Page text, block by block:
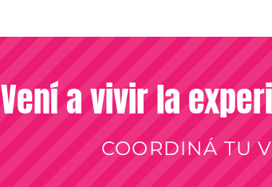
Vení a vivir la
COORDINÁ TU